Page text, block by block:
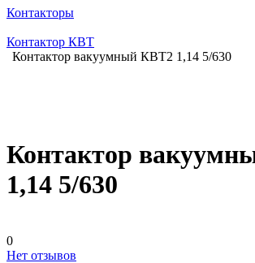
Контакторы
Контактор КВТ
Контактор вакуумный КВТ2 1,14 5/630
Контактор
1,14 5/630
0
Нет отзывов